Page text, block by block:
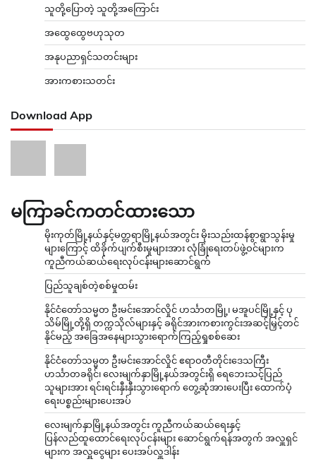
သူတို့ပြောတဲ့ သူတို့အကြောင်း
အထွေထွေဗဟုသုတ
အနုပညာရှင်သတင်းများ
အားကစားသတင်း
Download App
မကြာခင်ကတင်ထားသော
မိုးကုတ်မြို့နယ်နှင့်မတ္တရာမြို့နယ်အတွင်း မိုးသည်းထန်စွာရွာသွန်းမှု
များကြောင့် ထိခိုက်ပျက်စီးမှုများအား လုံခြုံရေးတပ်ဖွဲ့ဝင်များက
ကူညီကယ်ဆယ်ရေးလုပ်ငန်းများဆောင်ရွက်
ပြည်သူချစ်တဲ့စစ်မှုထမ်း
နိုင်ငံတော်သမ္မတ ဦးမင်းအောင်လှိုင် ဟင်္သာတမြို့၊ မအူပင်မြို့နှင့် ပု
သိမ်မြို့တို့ရှိ တက္ကသိုလ်များနှင့် ခရိုင်အားကစားကွင်းအဆင့်မြှင့်တင်
နိုင်မည့် အခြေအနေများသွားရောက်ကြည့်ရှုစစ်ဆေး
နိုင်ငံတော်သမ္မတ ဦးမင်းအောင်လှိုင် ဧရာဝတီတိုင်းဒေသကြီး
ဟင်္သာတခရိုင်၊ လေးမျက်နှာမြို့နယ်အတွင်းရှိ ရေဘေးသင့်ပြည်
သူများအား ရင်းရင်းနှီးနှီးသွားရောက် တွေ့ဆုံအားပေးပြီး ထောက်ပံ့
ရေးပစ္စည်းများပေးအပ်
လေးမျက်နှာမြို့နယ်အတွင်း ကူညီကယ်ဆယ်ရေးနှင့်
ပြန်လည်ထူထောင်ရေးလုပ်ငန်းများ ဆောင်ရွက်ရန်အတွက် အလှူရှင်
များက အလှူငွေများ ပေးအပ်လှူဒါန်း